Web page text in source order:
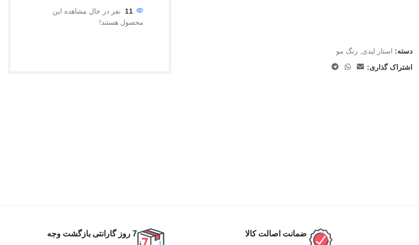
دسته: استار لیدی
رنگ مو
اشتراک گذاری:
11
نفر در حال مشاهده این
محصول هستند!
ضمانت اصالت کالا 7 روز گارانتی بازگشت وجه